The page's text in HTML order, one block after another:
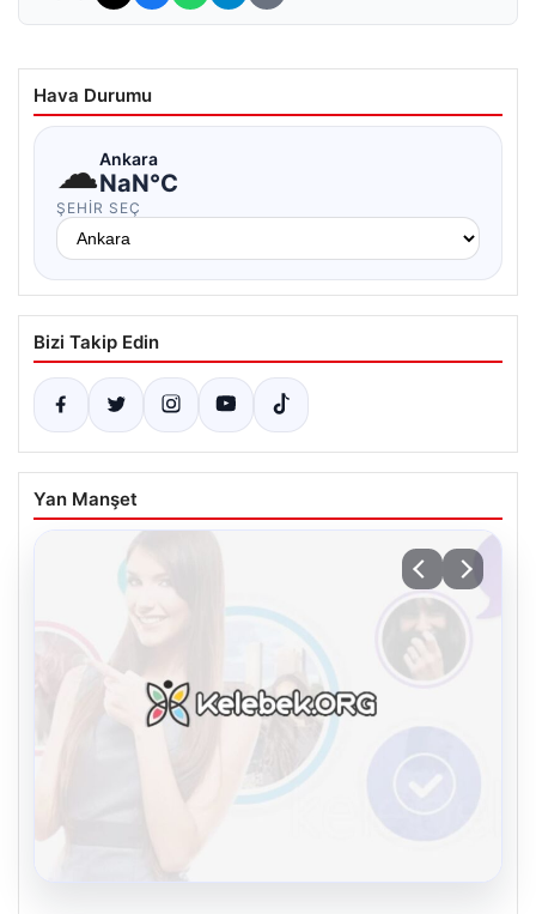
Hava Durumu
☁Ankara
NaN°C
ŞEHIR SEÇ
Bizi Takip Edin
Yan Manşet